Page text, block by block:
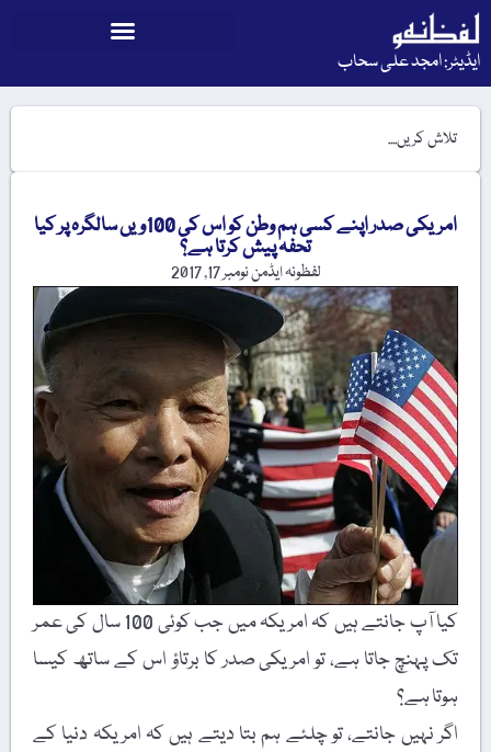
ایڈیٹر: امجد علی سحاب
امریکی صدر اپنے کسی ہم وطن کو اس کی 100ویں سالگرہ پر کیا
تحفہ پیش کرتا ہے؟
لفظونہ ایڈمننومبر 17, 2017
کیا آپ جانتے ہیں کہ امریکہ میں جب کوئی 100 سال کی عمر
تک پہنچ جاتا ہے، تو امریکی صدر کا برتاؤ اس کے ساتھ کیسا
ہوتا ہے؟
اگر نہیں جانتے، تو چلئے ہم بتا دیتے ہیں کہ امریکہ دنیا کے